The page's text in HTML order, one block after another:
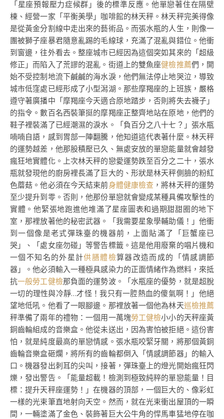
「星座預報壓力症候群」後的標準反應。他單戀著住在隔壁
棟、經營一家「平衡美學」咖啡館的林天秤。林天秤完美得像
是從黃金分割線中走出來的藝術品。而張水瓶的人生，則像一
團被獅子座暴君隨意亂踢的毛線球，充滿了混亂與錯位。他衝
到窗邊，往外看去。整座城市已經因為這個突如其來的「超級
修正」而陷入了荒謬的混亂。街道上的雙魚座健檢推薦們，開
始不受控制地流下鹹鹹的海水淚，他們無法停止地哭泣，導致
城市低窪處已經形成了小型潟湖。那些摩羯座的上班族，嚴格
遵守著廣播中「摩羯座今天適合原地踏步，否則將失去襪子」
的指令。數百名西裝筆挺的摩羯座正整齊地站在原地，他們的
鞋子裡裝滿了已經潮濕的淚水。「負百分之八十七？」張水瓶
喃喃自語，感到胃部一陣翻騰，他知道這代表著什麼。林天秤
的運勢越差，他那股積壓已久、無處安放的單戀能量就會越發
瘋狂地實體化。上次林天秤的戀愛運勢跌至百分之二十，張水
瓶就發現他的廚房裡長滿了巨大的、形狀是林天秤側臉的粉紅
色蘑菇。他必須在今天結束前身體健康檢查 ，將林天秤的運勢
至少提升到零。否則，他那份單戀就會變成某種具備攻擊性的
實體。他緊張地跑進他堆滿了星座圖表和過期甜甜圈的地下
室，那裡放著他的秘密武器。「我需要星象學輔助儀！」他衝
到一個像是老式彈珠臺的機器前，上面貼滿了「巨蟹座已
哭」、「處女座勿碰」等警告標籤。這是他用廢棄的唱片機和
一個不知名的外星計供膳體檢算器改造而成的「情感調節
器」。他必須輸入一種極具感染力的正面情緒作為燃料，來抵
抗一般勞工健檢那負面的運勢波。「水瓶座的優勢，就是超脫
一切的理性與冷靜…才怪！我只有一腔熱血的傻氣啊！」他絕
望地低吼。他看了一眼腳邊。那裡放著一個他為林天巡檢推薦
秤準備了兩年的禮物：一個用一萬塊勞工健檢小小的天秤座黃
銅齒輪組成的音樂盒。他從未送出，因為害怕被拒絕。這份害
怕，就是純度最高的單戀情感。張水瓶咬緊牙關，將那個黃銅
齒輪音樂盒砸爛，將所有的齒輪都倒入「情感調節器」的輸入
口。機器發出刺耳的尖叫，接著，彈珠臺上的燈光開始瘋狂閃
爍，發出警告。「能量超載！檢測到極致純粹的單戀能量！目
標：提升天秤座運勢！」在機器的頂部，一個巨大的、像彩虹
一樣的光束筆直地射向天空。然而，就在光束衝出屋頂的一瞬
間，一輛塗滿了金色、裝飾著巨大公牛角的悍馬車猛地停在咖